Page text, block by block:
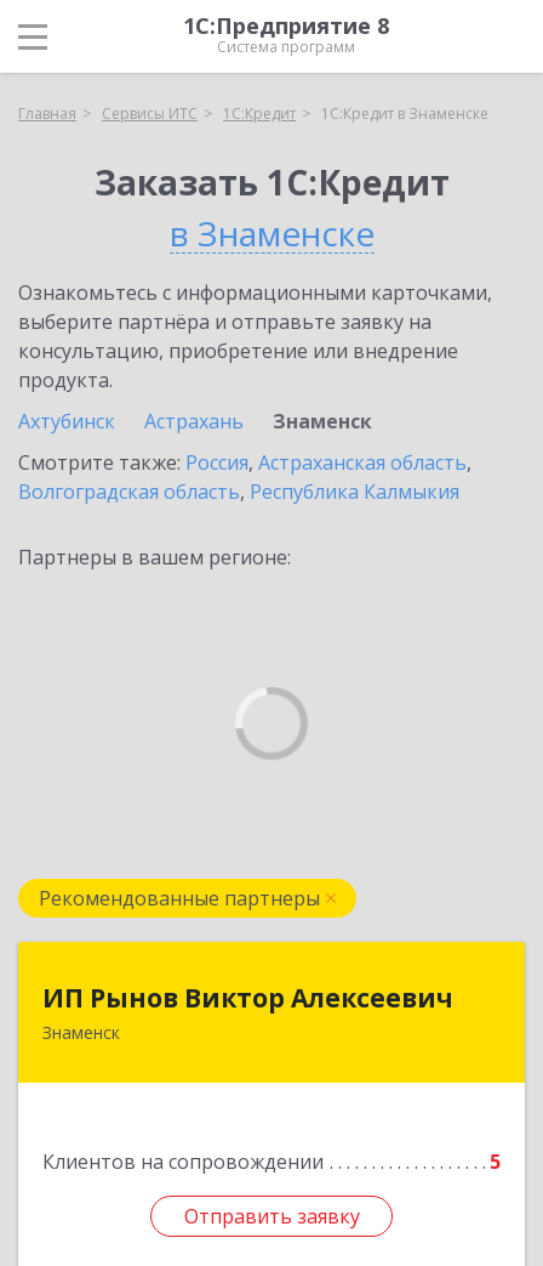
1С:Предприятие 8
Система программ
Главная Сервисы ИТС 1С:Кредит 1С:Кредит в Знаменске
Заказать 1С:Кредит
в Знаменске
Ознакомьтесь с информационными карточками,
выберите партнёра и отправьте заявку на
консультацию, приобретение или внедрение
продукта.
Ахтубинск
Астрахань
Знаменск
Смотрите также: Россия, Астраханская область,
Волгоградская область, Республика Калмыкия
Партнеры в вашем регионе:
Рекомендованные партнеры
ИП Рынов Виктор Алексеевич
Знаменск
Клиентов на сопровождении 5
Отправить заявку
Отправить заявку